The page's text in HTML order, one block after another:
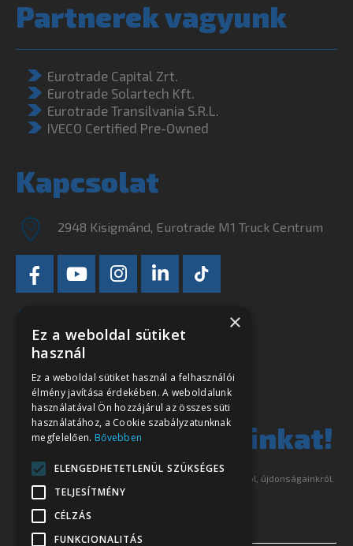
Eurotrade Solartech Kft.
Eurotrade Transilvania S.R.L.
IVECO Certified Pre-Owned
info@eurotrade.hu
+36 34 556-650
Ne szalassza el
legjobb ajánlatainkat!
×
Ez a weboldal sütiket
használ
Ez a weboldal sütiket használ a felhasználói
élmény javítása érdekében. A weboldalunk
használatával Ön hozzájárul az összes süti
használatához, a Cookie szabályzatunknak
megfelelően. Bővebben
ELENGEDHETETLENÜL SZÜKSÉGES
TELJESÍTMÉNY
CÉLZÁS
FUNKCIONALITÁS